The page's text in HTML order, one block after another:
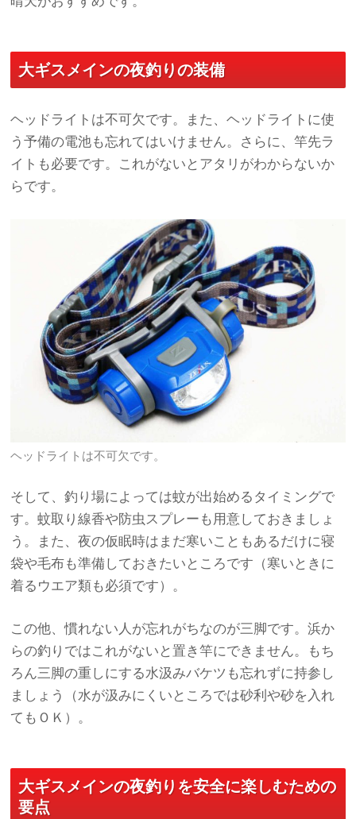
大ギスメインの夜釣りの装備
ヘッドライトは不可欠です。また、ヘッドライトに使
う予備の電池も忘れてはいけません。さらに、竿先ラ
イトも必要です。これがないとアタリがわからないか
らです。
ヘッドライトは不可欠です。
そして、釣り場によっては蚊が出始めるタイミングで
す。蚊取り線香や防虫スプレーも用意しておきましょ
う。また、夜の仮眠時はまだ寒いこともあるだけに寝
袋や毛布も準備しておきたいところです（寒いときに
着るウエア類も必須です）。
この他、慣れない人が忘れがちなのが三脚です。浜か
らの釣りではこれがないと置き竿にできません。もち
ろん三脚の重しにする水汲みバケツも忘れずに持参し
ましょう（水が汲みにくいところでは砂利や砂を入れ
てもＯＫ）。
大ギスメインの夜釣りを安全に楽しむための
要点